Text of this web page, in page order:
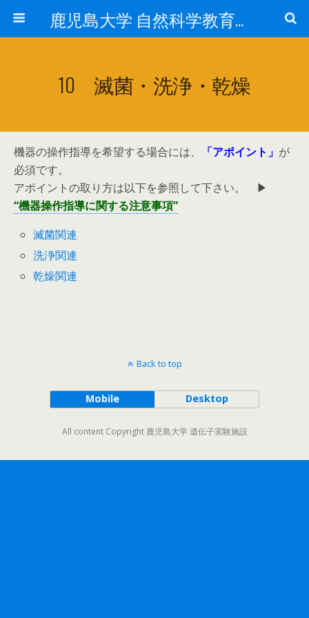
鹿児島大学 自然科学教育研究支援センター 遺伝子実験施設
10 滅菌・洗浄・乾燥
機器の操作指導を希望する場合には、 「アポイント」 が
必須です。
アポイントの取り方は以下を参照して下さい。 ▶
“機器操作指導に関する注意事項”
滅菌関連
洗浄関連
乾燥関連
Back to top
Mobile Desktop
All content Copyright 鹿児島大学 遺伝子実験施設